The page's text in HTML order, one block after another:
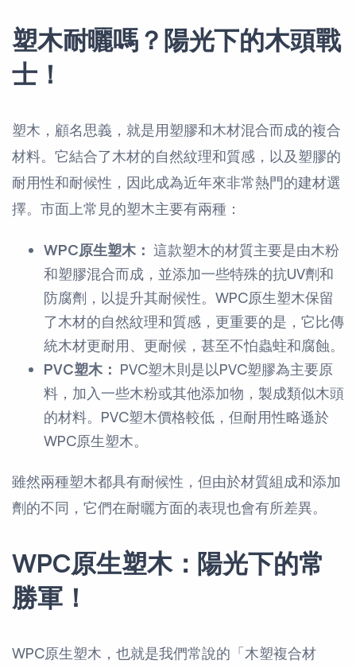
塑木耐曬嗎？陽光下的木頭戰
士！
塑木，顧名思義，就是用塑膠和木材混合而成的複合
材料。它結合了木材的自然紋理和質感，以及塑膠的
耐用性和耐候性，因此成為近年來非常熱門的建材選
擇。市面上常見的塑木主要有兩種：
WPC原生塑木： 這款塑木的材質主要是由木粉
和塑膠混合而成，並添加一些特殊的抗UV劑和
防腐劑，以提升其耐候性。WPC原生塑木保留
了木材的自然紋理和質感，更重要的是，它比傳
統木材更耐用、更耐候，甚至不怕蟲蛀和腐蝕。
PVC塑木： PVC塑木則是以PVC塑膠為主要原
料，加入一些木粉或其他添加物，製成類似木頭
的材料。PVC塑木價格較低，但耐用性略遜於
WPC原生塑木。
雖然兩種塑木都具有耐候性，但由於材質組成和添加
劑的不同，它們在耐曬方面的表現也會有所差異。
WPC原生塑木：陽光下的常
勝軍！
WPC原生塑木，也就是我們常說的「木塑複合材